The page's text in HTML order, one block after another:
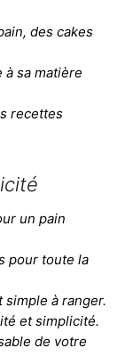
des cakes
à sa matière
recettes
un pain
pour toute la
simple à ranger.
et simplicité.
de votre